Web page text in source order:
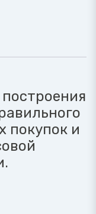
покупок и